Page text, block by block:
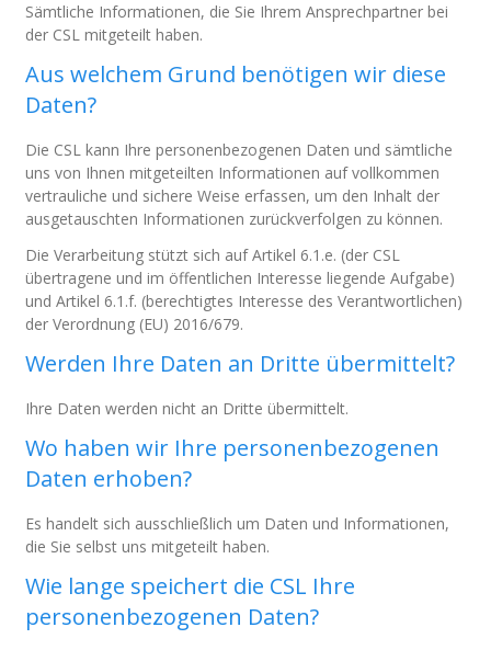
Sämtliche Informationen, die Sie Ihrem Ansprechpartner bei
der CSL mitgeteilt haben.
Aus welchem Grund benötigen wir diese
Daten?
Die CSL kann Ihre personenbezogenen Daten und sämtliche
uns von Ihnen mitgeteilten Informationen auf vollkommen
vertrauliche und sichere Weise erfassen, um den Inhalt der
ausgetauschten Informationen zurückverfolgen zu können.
Die Verarbeitung stützt sich auf Artikel 6.1.e. (der CSL
übertragene und im öffentlichen Interesse liegende Aufgabe)
und Artikel 6.1.f. (berechtigtes Interesse des Verantwortlichen)
der Verordnung (EU) 2016/679.
Werden Ihre Daten an Dritte übermittelt?
Ihre Daten werden nicht an Dritte übermittelt.
Wo haben wir Ihre personenbezogenen
Daten erhoben?
Es handelt sich ausschließlich um Daten und Informationen,
die Sie selbst uns mitgeteilt haben.
Wie lange speichert die CSL Ihre
personenbezogenen Daten?